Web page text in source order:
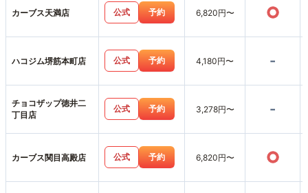
カーブス天満店 公式 予約 6,820円〜 ○
ハコジム堺筋本町店 公式 予約 4,180円〜 -
チョコザップ徳井二
丁目店
公式 予約 3,278円〜 -
カーブス関目高殿店 公式 予約 6,820円〜 ○